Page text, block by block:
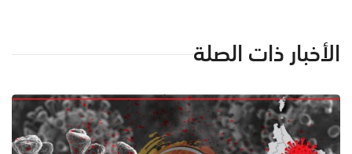
الأخبار ذات الصلة